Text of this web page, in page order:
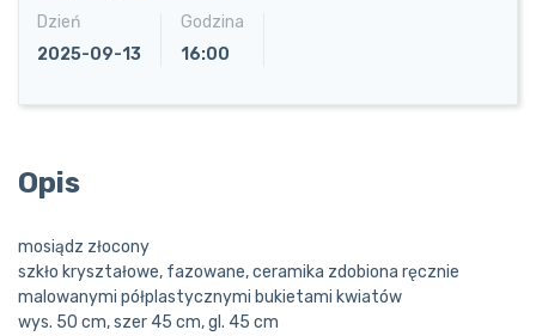
Dzień
2025-09-13
Godzina
16:00
Opis
mosiądz złocony
szkło kryształowe, fazowane, ceramika zdobiona ręcznie
malowanymi półplastycznymi bukietami kwiatów
wys. 50 cm, szer 45 cm, gl. 45 cm